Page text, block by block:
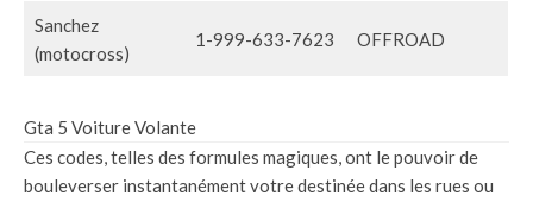
Sanchez
(motocross)
1-999-633-7623 OFFROAD
Gta 5 Voiture Volante
Ces codes, telles des formules magiques, ont le pouvoir de
bouleverser instantanément votre destinée dans les rues ou